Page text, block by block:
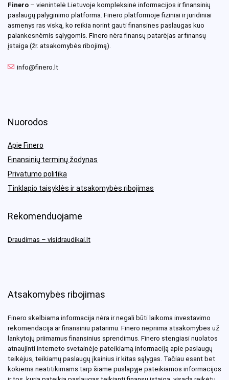
Finero – vienintelė Lietuvoje kompleksinė informacijos ir finansinių
paslaugų palyginimo platforma. Finero platformoje fiziniai ir juridiniai
asmenys ras viską, ko reikia norint gauti finansines paslaugas kuo
palankesnėmis sąlygomis. Finero nėra finansų patarėjas ar finansų
įstaiga (žr. atsakomybės ribojimą).
info@finero.lt
Nuorodos
Apie Finero
Finansinių terminų žodynas
Privatumo politika
Tinklapio taisyklės ir atsakomybės ribojimas
Rekomenduojame
Draudimas – visidraudikai.lt
Atsakomybės ribojimas
Finero skelbiama informacija nėra ir negali būti laikoma investavimo
rekomendacija ar finansiniu patarimu. Finero nepriima atsakomybės už
lankytojų priimamus finansinius sprendimus. Finero stengiasi nuolatos
atnaujinti interneto svetainėje pateikiamą informaciją apie paslaugų
teikėjus, teikiamų paslaugų įkainius ir kitas sąlygas. Tačiau esant bet
kokiems neatitikimams tarp šiame puslapyje pateikiamos informacijos